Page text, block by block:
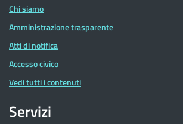
Chi siamo
Amministrazione trasparente
Atti di notifica
Accesso civico
Vedi tutti i contenuti
Servizi